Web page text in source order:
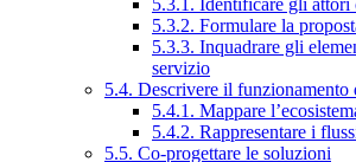
5.3.2. Formulare la
5.3.3. Inquadrare gli
servizio
5.4. Descrivere il funzionamento
5.4.1. Mappare
5.4.2. Rappresentare i
5.5. Co-progettare le soluzioni